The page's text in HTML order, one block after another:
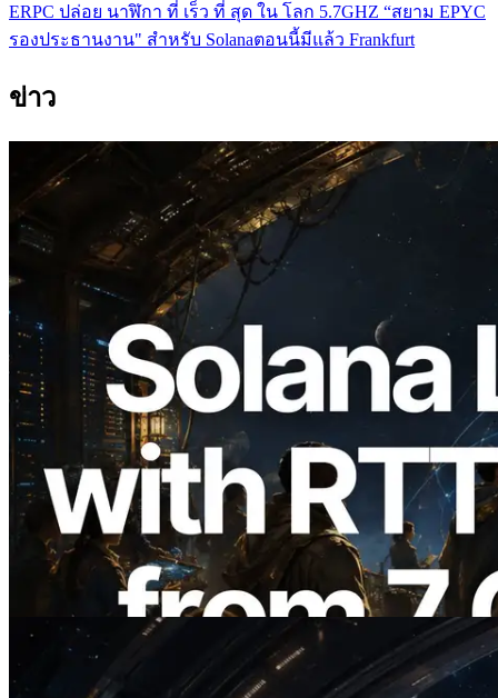
ERPC ปล่อย นาฬิกา ที่ เร็ว ที่ สุด ใน โลก 5.7GHZ “สยาม EPYC
รองประธานงาน" สําหรับ Solanaตอนนี้มีแล้ว Frankfurt
ข่าว
2026.08.05
ERPC ขยาย Solana Leader Slot API ด้วย
การวัด Ping จาก 7 Region ทั่วโลก พร้อม
เปิดตัว Validators Information API